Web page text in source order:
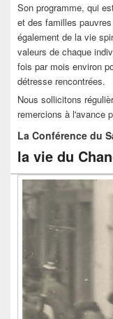
Son programme, qui
et des familles
également de la vie
valeurs de chaque
fois par mois environ
détresse rencontrées.
Nous sollicitons
remercions à l'avance
La Conférence du
la vie du